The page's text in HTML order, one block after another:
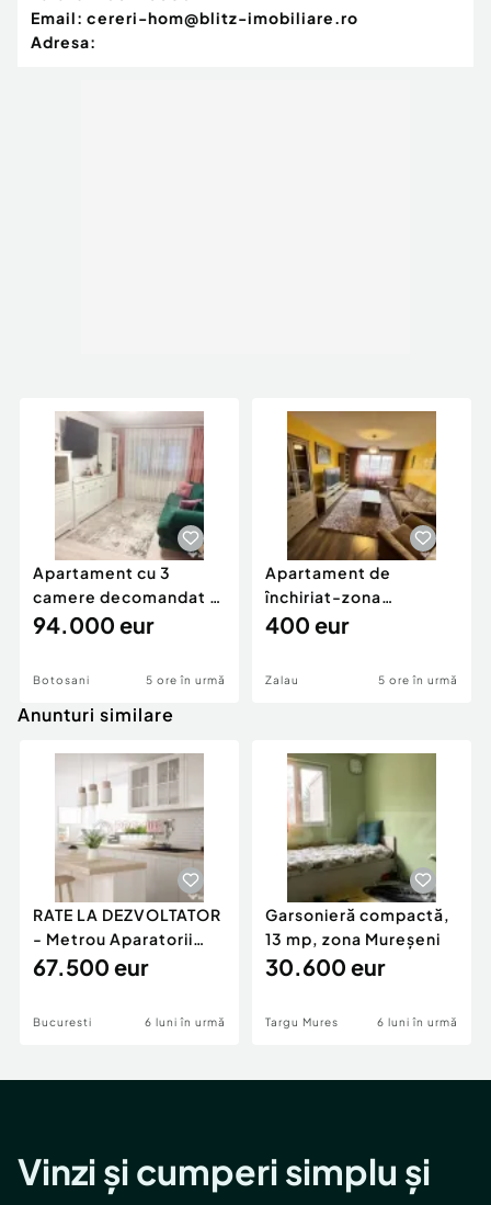
Email: cereri-hom@blitz-imobiliare.ro
Adresa:
Apartament cu 3
camere decomandat -
renovat - Bucovina -
94.000 eur
Botosani 5 ore în urmă
Apartament de
închiriat-zona
ultracentrală
400 eur
Zalau 5 ore în urmă
Anunturi similare
RATE LA DEZVOLTATOR
- Metrou Aparatorii
Patriei -
67.500 eur
Bucuresti 6 luni în urmă
Garsonieră compactă,
13 mp, zona Mureșeni
30.600 eur
Targu Mures 6 luni în urmă
Vinzi și cumperi simplu și